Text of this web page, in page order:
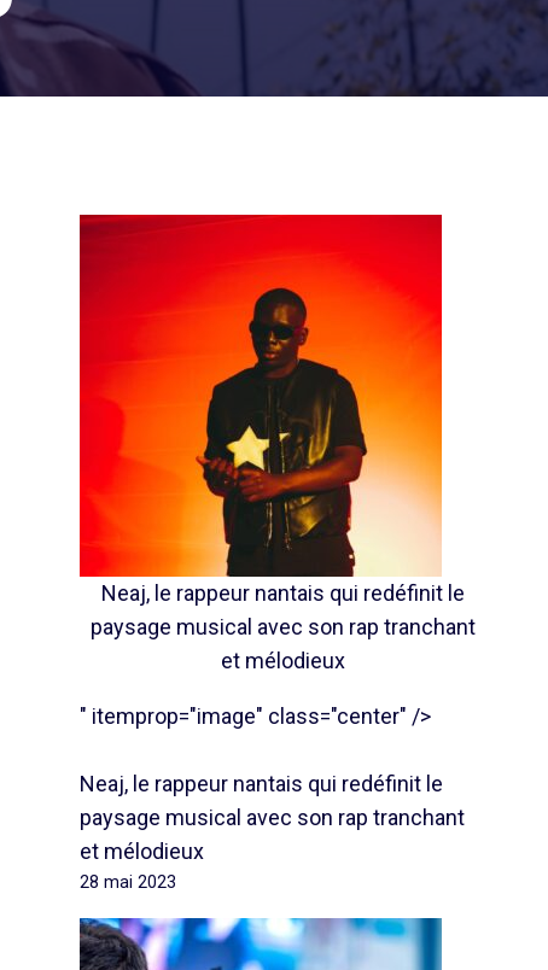
Neaj, le rappeur nantais qui redéfinit le
paysage musical avec son rap tranchant
et mélodieux
" itemprop="image" class="center" />
Neaj, le rappeur nantais qui redéfinit le
paysage musical avec son rap tranchant
et mélodieux
28 mai 2023